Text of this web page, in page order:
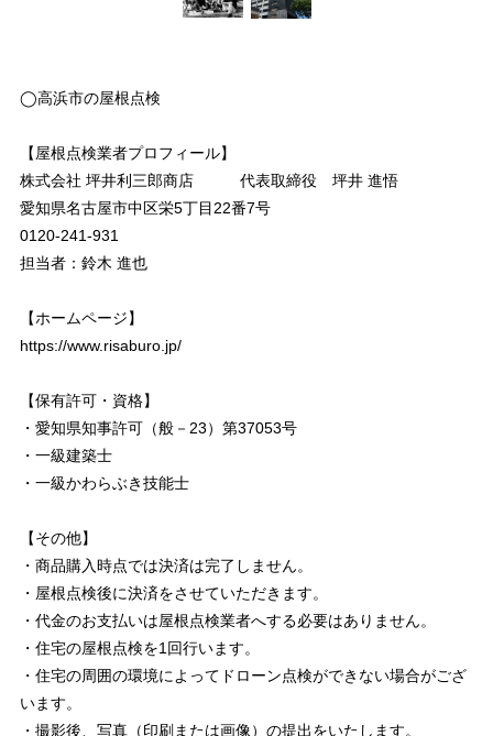
◯高浜市の屋根点検
【屋根点検業者プロフィール】
株式会社 坪井利三郎商店 代表取締役 坪井 進悟
愛知県名古屋市中区栄5丁目22番7号
0120-241-931
担当者：鈴木 進也
【ホームページ】
https://www.risaburo.jp/
【保有許可・資格】
・愛知県知事許可（般－23）第37053号
・一級建築士
・一級かわらぶき技能士
【その他】
・商品購入時点では決済は完了しません。
・屋根点検後に決済をさせていただきます。
・代金のお支払いは屋根点検業者へする必要はありません。
・住宅の屋根点検を1回行います。
・住宅の周囲の環境によってドローン点検ができない場合がござ
います。
・撮影後、写真（印刷または画像）の提出をいたします。